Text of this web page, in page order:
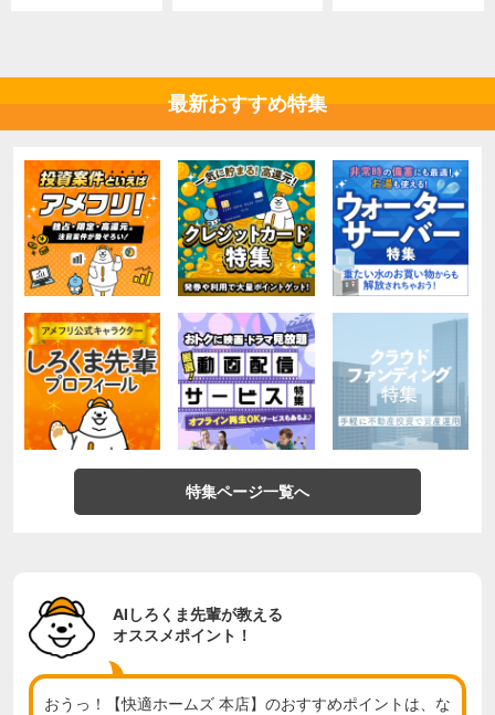
最新おすすめ特集
特集ページ一覧へ
AIしろくま先輩が教える
オススメポイント！
おうっ！【快適ホームズ 本店】のおすすめポイントは、な